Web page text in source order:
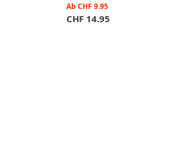
Ab CHF 9.95
CHF 14.95